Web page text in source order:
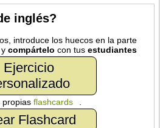
inglés?
introduce los huecos en la parte
ycompártelo con tusestudiantes
Ejercicio
propiasflashcards
Flashcard